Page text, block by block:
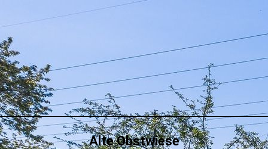
Alte Obstwiese